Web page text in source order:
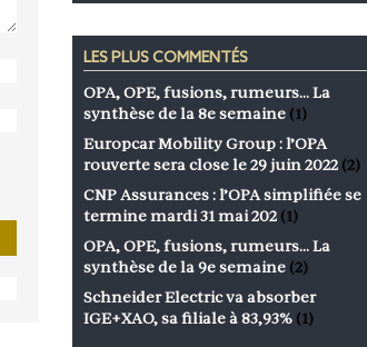
LES PLUS COMMENTÉS
OPA, OPE, fusions, rumeurs… La
synthèse de la 8e semaine (1)
Europcar Mobility Group : l’OPA
rouverte sera close le 29 juin 2022 (2)
CNP Assurances : l’OPA simplifiée se
termine mardi 31 mai 202 (1)
OPA, OPE, fusions, rumeurs… La
synthèse de la 9e semaine (2)
Schneider Electric va absorber
IGE+XAO, sa filiale à 83,93% (1)